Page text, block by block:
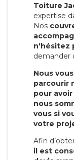
Toiture
expertise
Nos
n'hésitez
demander
Nous
parcourir
pour
nous
vous si
votre
Afin
il est